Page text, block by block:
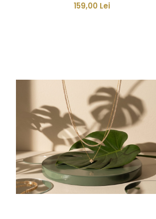
159,00 Lei